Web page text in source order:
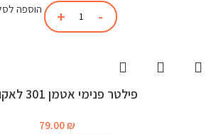
הוספה
פילטר פנימי אטמן 301 לאקווריום
79.00 ₪